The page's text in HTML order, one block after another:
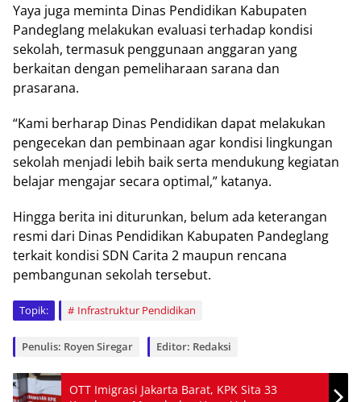
Yaya juga meminta Dinas Pendidikan Kabupaten
Pandeglang melakukan evaluasi terhadap kondisi
sekolah, termasuk penggunaan anggaran yang
berkaitan dengan pemeliharaan sarana dan
prasarana.
“Kami berharap Dinas Pendidikan dapat melakukan
pengecekan dan pembinaan agar kondisi lingkungan
sekolah menjadi lebih baik serta mendukung kegiatan
belajar mengajar secara optimal,” katanya.
Hingga berita ini diturunkan, belum ada keterangan
resmi dari Dinas Pendidikan Kabupaten Pandeglang
terkait kondisi SDN Carita 2 maupun rencana
pembangunan sekolah tersebut.
Topik: Infrastruktur Pendidikan
Penulis: Royen Siregar Editor: Redaksi
OTT Imigrasi Jakarta Barat, KPK Sita 33